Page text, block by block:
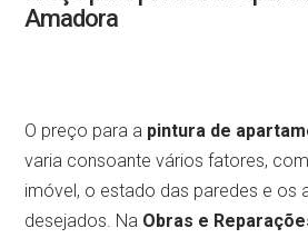
Amadora
O preço para a pintura de
varia consoante vários fatores,
imóvel, o estado das paredes e os
desejados. Na Obras e